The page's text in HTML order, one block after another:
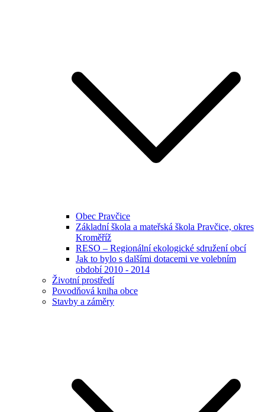
Obec Pravčice
Základní škola a mateřská škola Pravčice, okres
Kroměříž
RESO – Regionální ekologické sdružení obcí
Jak to bylo s dalšími dotacemi ve volebním
období 2010 - 2014
Životní prostředí
Povodňová kniha obce
Stavby a záměry